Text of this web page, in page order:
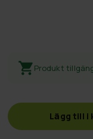
Produkt
Lägg till i